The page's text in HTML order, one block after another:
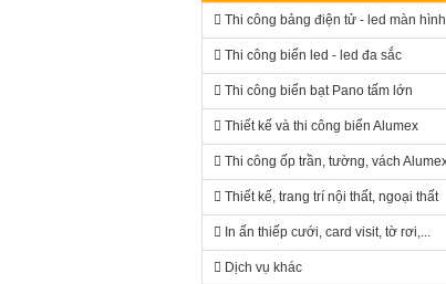
Thi công bảng điện tử - led màn hình
Thi công biển led - led đa sắc
Thi công biển bạt Pano tấm lớn
Thiết kế và thi công biển Alumex
Thi công ốp trần, tường, vách
Thiết kế, trang trí nội thất, ngoại thất
In ấn thiếp cưới, card visit, tờ rơi,...
Dịch vụ khác